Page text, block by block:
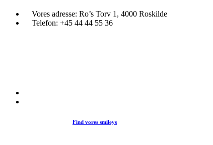
Mulighederne
kan
Vores adresse: Ro’s Torv 1, 4000 Roskilde
Telefon: +45 44 44 55 36
Find vores smileys